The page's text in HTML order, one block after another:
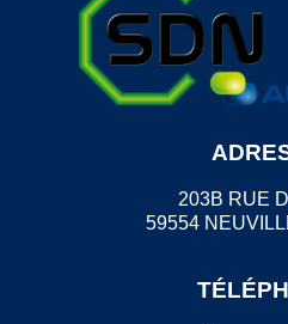
203B RUE
59554